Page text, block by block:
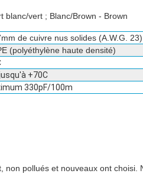
blanc/vert ; Blanc/Brown - Brown
de cuivre nus solides (A.W.G. 23)
(polyéthylène haute densité)
+70C
330pF/100m
pollués et nouveaux ont choisi.